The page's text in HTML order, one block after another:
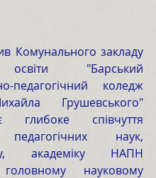
"Барський
педагогічний коледж
Грушевського"
глибоке співчуття
наук,
академіку НАПН
науковому